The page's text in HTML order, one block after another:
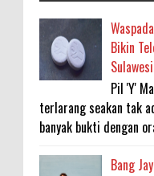
Bikin
Pil 'Y'
terlarang seakan tak
banyak bukti dengan
Bang